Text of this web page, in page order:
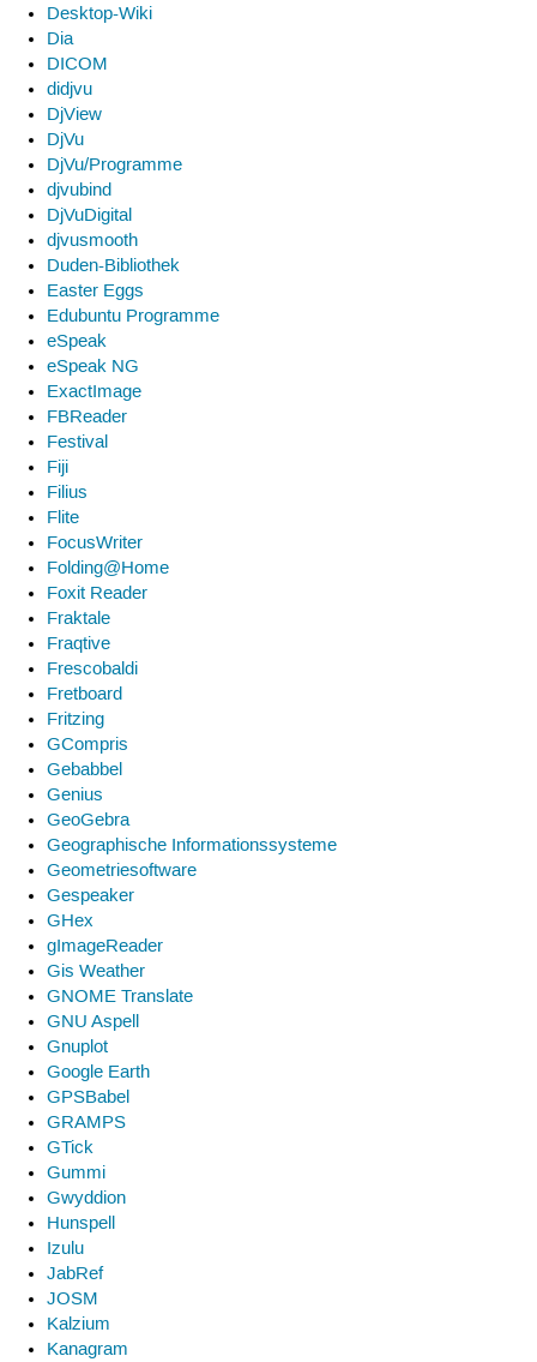
Desktop-Wiki
Dia
DICOM
didjvu
DjView
DjVu
DjVu/Programme
djvubind
DjVuDigital
djvusmooth
Duden-Bibliothek
Easter Eggs
Edubuntu Programme
eSpeak
eSpeak NG
ExactImage
FBReader
Festival
Fiji
Filius
Flite
FocusWriter
Folding@Home
Foxit Reader
Fraktale
Fraqtive
Frescobaldi
Fretboard
Fritzing
GCompris
Gebabbel
Genius
GeoGebra
Geographische Informationssysteme
Geometriesoftware
Gespeaker
GHex
gImageReader
Gis Weather
GNOME Translate
GNU Aspell
Gnuplot
Google Earth
GPSBabel
GRAMPS
GTick
Gummi
Gwyddion
Hunspell
Izulu
JabRef
JOSM
Kalzium
Kanagram